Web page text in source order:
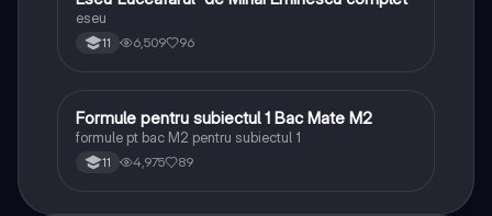
eseu
11 6,509 96
Matematică
Formule pentru subiectul 1 Bac Mate M2
formule pt bac M2 pentru subiectul 1
11 4,975 89